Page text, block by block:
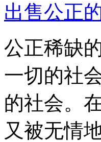
出售公正
公正稀缺
一切的社
的社会。
又被无情